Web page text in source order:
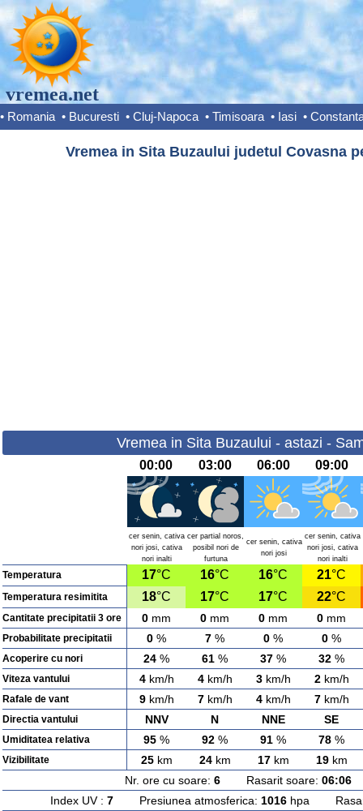
vremea.net
• Romania • Bucuresti • Cluj-Napoca • Timisoara • Iasi •
Vremea in Sita Buzaului judetul Covasna
Vremea in Sita Buzaului - astazi -
00:00 03:00 06:00 09:00
cer senin, cativa
nori josi, cativa
nori inalti
cer partial noros,
posibil nori de
furtuna
cer senin, cativa
nori josi
cer senin, cativa
nori josi, cativa
nori inalti
Temperatura 17°C 16°C 16°C 21°C
Temperatura resimitita 18°C 17°C 17°C 22°C
Cantitate precipitatii 3 ore 0 mm 0 mm 0 mm 0 mm
Probabilitate precipitatii 0 % 7 % 0 % 0 %
Acoperire cu nori 24 % 61 % 37 % 32 %
Viteza vantului 4km/h 4km/h 3km/h 2km/h
Rafale de vant 9km/h 7km/h 4km/h 7km/h
Directia vantului NNV N NNE SE
Umiditatea relativa 95 % 92 % 91 % 78 %
Vizibilitate 25km 24km 17km 19km
Nr. ore cu soare: 6Rasarit soare: 06:06
Index UV : 7Presiunea atmosferica: 1016hpa